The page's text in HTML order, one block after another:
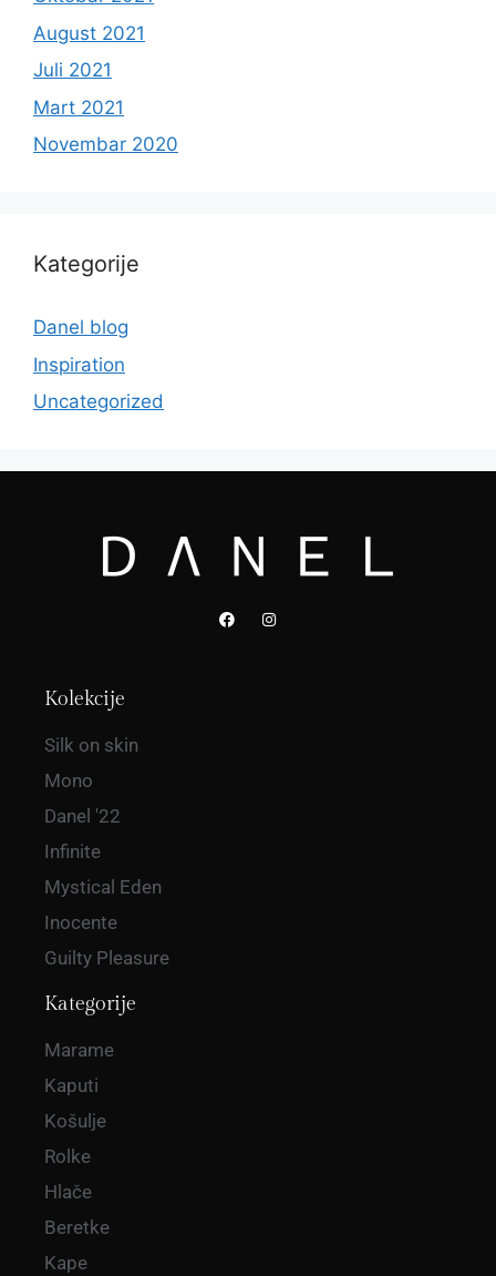
August 2021
Juli 2021
Mart 2021
Novembar 2020
Kategorije
Danel blog
Inspiration
Uncategorized
Kolekcije
Silk on skin
Mono
Danel '22
Infinite
Mystical Eden
Inocente
Guilty Pleasure
Kategorije
Marame
Kaputi
Košulje
Rolke
Hlače
Beretke
Kape